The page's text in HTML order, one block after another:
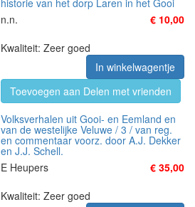
historie van het dorp Laren in het Gooi
n.n.
€ 10,00
Kwaliteit: Zeer goed
In winkelwagentje
Toevoegen aan Delen met vrienden
Volksverhalen uit Gooi- en Eemland en
van de westelijke Veluwe / 3 / van reg.
en commentaar voorz. door A.J. Dekker
en J.J. Schell.
E Heupers
€ 35,00
Kwaliteit: Zeer goed